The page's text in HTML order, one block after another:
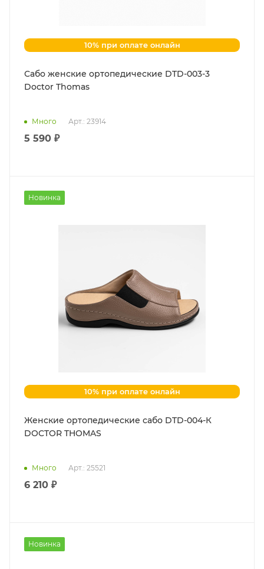
10% при оплате онлайн
Сабо женские ортопедические DTD-003-3
Doctor Thomas
Много Арт.: 23914
5 590 ₽
Новинка
10% при оплате онлайн
Женские ортопедические сабо DTD-004-К
DOCTOR THOMAS
Много Арт.: 25521
6 210 ₽
Новинка